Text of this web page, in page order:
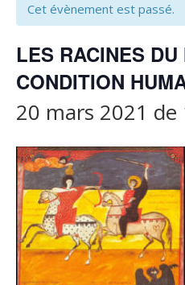
Cet évènement est passé.
LES RACINES
CONDITION
20 mars 2021 de